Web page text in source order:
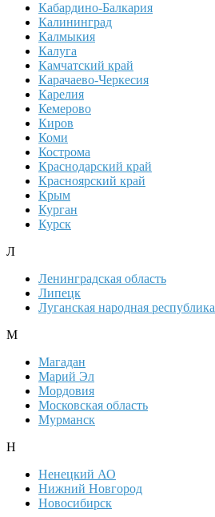
Кабардино-Балкария
Калининград
Калмыкия
Калуга
Камчатский край
Карачаево-Черкесия
Карелия
Кемерово
Киров
Коми
Кострома
Краснодарский край
Красноярский край
Крым
Курган
Курск
Л
Ленинградская область
Липецк
Луганская народная республика
М
Магадан
Марий Эл
Мордовия
Московская область
Мурманск
Н
Ненецкий АО
Нижний Новгород
Новосибирск